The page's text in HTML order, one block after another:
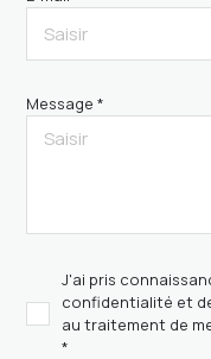
Message *
J'ai pris
confidentialité et
au traitement de
*